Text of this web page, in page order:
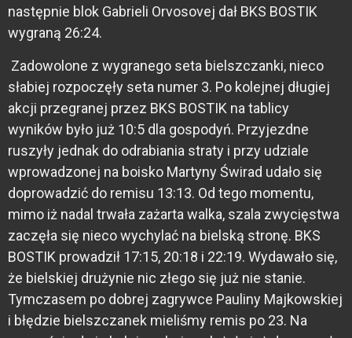
następnie blok Gabrieli Orvosovej dał BKS BOSTIK
wygraną 26:24.
Zadowolone z wygranego seta bielszczanki, nieco
słabiej rozpoczęły seta numer 3. Po kolejnej długiej
akcji przegranej przez BKS BOSTIK na tablicy
wyników było już 10:5 dla gospodyń. Przyjezdne
ruszyły jednak do odrabiania straty i przy udziale
wprowadzonej na boisko Martyny Świrad udało się
doprowadzić do remisu 13:13. Od tego momentu,
mimo iż nadal trwała zażarta walka, szala zwycięstwa
zaczęła się nieco wychylać na bielską stronę. BKS
BOSTIK prowadził 17:15, 20:18 i 22:19. Wydawało się,
że bielskiej drużynie nic złego się już nie stanie.
Tymczasem po dobrej zagrywce Pauliny Majkowskiej
i błędzie bielszczanek mieliśmy remis po 23. Na